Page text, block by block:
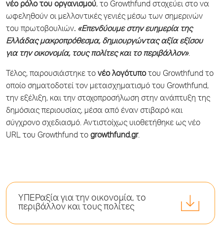
νέο ρόλο του οργανισμού, το Growthfund στοχεύει στο να
ωφεληθούν οι μελλοντικές γενιές μέσω των σημερινών
του πρωτοβουλιών. «Επενδύουμε στην ευημερία της
Ελλάδας μακροπρόθεσμα, δημιουργώντας αξία εξίσου
για την οικονομία, τους πολίτες και το περιβάλλον».
Τέλος, παρουσιάστηκε το νέο λογότυποτου Growthfund το
οποίο σηματοδοτεί τον μετασχηματισμό του Growthfund,
την εξέλιξη, και την στοχοπροσήλωση στην ανάπτυξη της
δημόσιας περιουσίας, μέσα από έναν στιβαρό και
σύγχρονο σχεδιασμό. Αντιστοίχως υιοθετήθηκε ως νέο
URL του Growthfund το growthfund.gr.
ΥΠΕΡαξία για την οικονομία, το
περιβάλλον και τους πολίτες